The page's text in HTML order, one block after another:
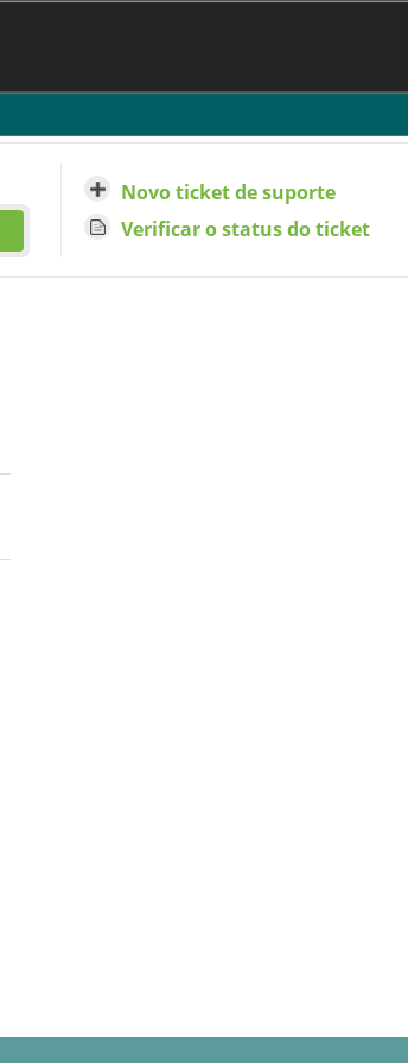
Novo ticket de suporte
Verificar o status do ticket